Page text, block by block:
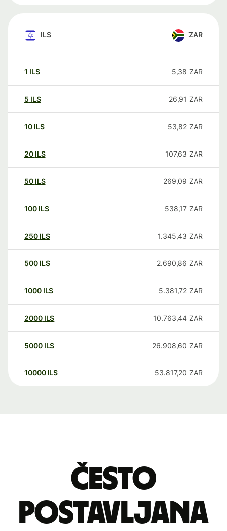
ILS ZAR
1 ILS 5,38 ZAR
5 ILS 26,91 ZAR
10 ILS 53,82 ZAR
20 ILS 107,63 ZAR
50 ILS 269,09 ZAR
100 ILS 538,17 ZAR
250 ILS 1.345,43 ZAR
500 ILS 2.690,86 ZAR
1000 ILS 5.381,72 ZAR
2000 ILS 10.763,44 ZAR
5000 ILS 26.908,60 ZAR
10000 ILS 53.817,20 ZAR
Često
postavljana